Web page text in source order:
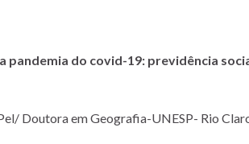
pandemia do covid-19: previdência
Doutora em Geografia-UNESP- Rio